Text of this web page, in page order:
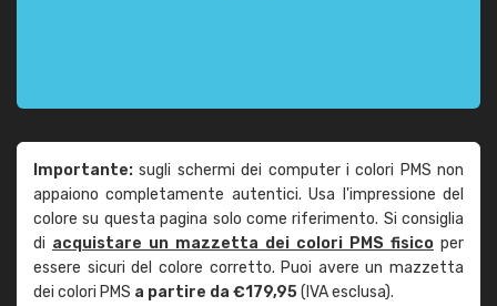
Importante: sugli schermi dei computer i colori PMS non
appaiono completamente autentici. Usa l'impressione del
colore su questa pagina solo come riferimento. Si consiglia
di acquistare un mazzetta dei colori PMS fisico per
essere sicuri del colore corretto. Puoi avere un mazzetta
dei colori PMS a partire da €179,95(IVA esclusa).